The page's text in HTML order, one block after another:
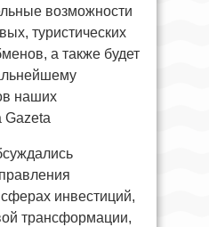
возможности
туристических
а также будет
наших
Gazeta
инвестиций,
трансформации,